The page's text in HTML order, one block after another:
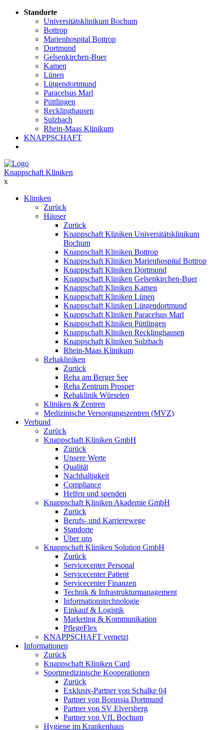
Standorte
Universitätsklinikum Bochum
Bottrop
Marienhospital Bottrop
Dortmund
Gelsenkirchen-Buer
Kamen
Lünen
Lütgendortmund
Paracelsus Marl
Püttlingen
Recklinghausen
Sulzbach
Rhein-Maas Klinikum
KNAPPSCHAFT
Knappschaft Kliniken
x
Kliniken
Zurück
Häuser
Zurück
Knappschaft Kliniken Universitätsklinikum
Bochum
Knappschaft Kliniken Bottrop
Knappschaft Kliniken Marienhospital Bottrop
Knappschaft Kliniken Dortmund
Knappschaft Kliniken Gelsenkirchen-Buer
Knappschaft Kliniken Kamen
Knappschaft Kliniken Lünen
Knappschaft Kliniken Lütgendortmund
Knappschaft Kliniken Paracelsus Marl
Knappschaft Kliniken Püttlingen
Knappschaft Kliniken Recklinghausen
Knappschaft Kliniken Sulzbach
Rhein-Maas Klinikum
Rehakliniken
Zurück
Reha am Berger See
Reha Zentrum Prosper
Rehaklinik Würselen
Kliniken & Zentren
Medizinische Versorgungszentren (MVZ)
Verbund
Zurück
Knappschaft Kliniken GmbH
Zurück
Unsere Werte
Qualität
Nachhaltigkeit
Compliance
Helfen und spenden
Knappschaft Kliniken Akademie GmbH
Zurück
Berufs- und Karrierewege
Standorte
Über uns
Knappschaft Kliniken Solution GmbH
Zurück
Servicecenter Personal
Servicecenter Patient
Servicecenter Finanzen
Technik & Infrastrukturmanagement
Informationstechnologie
Einkauf & Logistik
Marketing & Kommunikation
PflegeFlex
KNAPPSCHAFT vernetzt
Informationen
Zurück
Knappschaft Kliniken Card
Sportmedizinische Kooperationen
Zurück
Exklusiv-Partner von Schalke 04
Partner von Borussia Dortmund
Partner von SV Elversberg
Partner von VfL Bochum
Hygiene im Krankenhaus